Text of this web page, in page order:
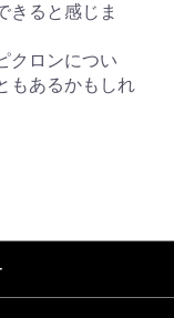
きると感じま
クロンについ
もあるかもしれ